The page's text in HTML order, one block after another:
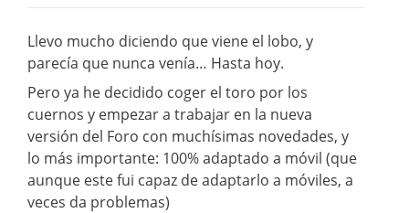
Llevo mucho diciendo que viene el lobo, y
parecía que nunca venía… Hasta hoy.
Pero ya he decidido coger el toro por los
cuernos y empezar a trabajar en la nueva
versión del Foro con muchísimas novedades, y
lo más importante: 100% adaptado a móvil (que
aunque este fui capaz de adaptarlo a móviles, a
veces da problemas)